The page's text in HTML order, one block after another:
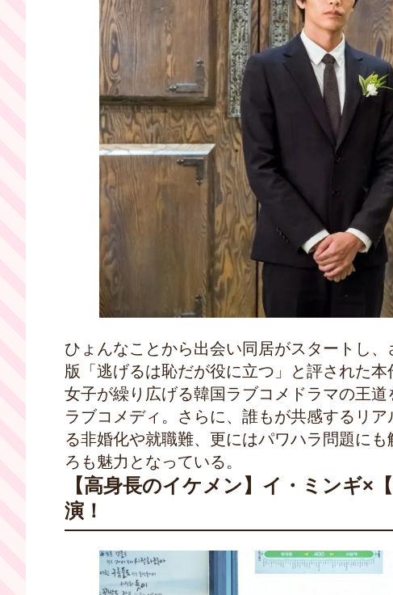
ひょんなことから出会い同居がスタートし
版「逃げるは恥だが役に立つ」と評された
女子が繰り広げる韓国ラブコメドラマの王
ラブコメディ。さらに、誰もが共感するリ
る非婚化や就職難、更にはパワハラ問題に
ろも魅力となっている。
【高身長のイケメン】イ・ミンギ×
演！